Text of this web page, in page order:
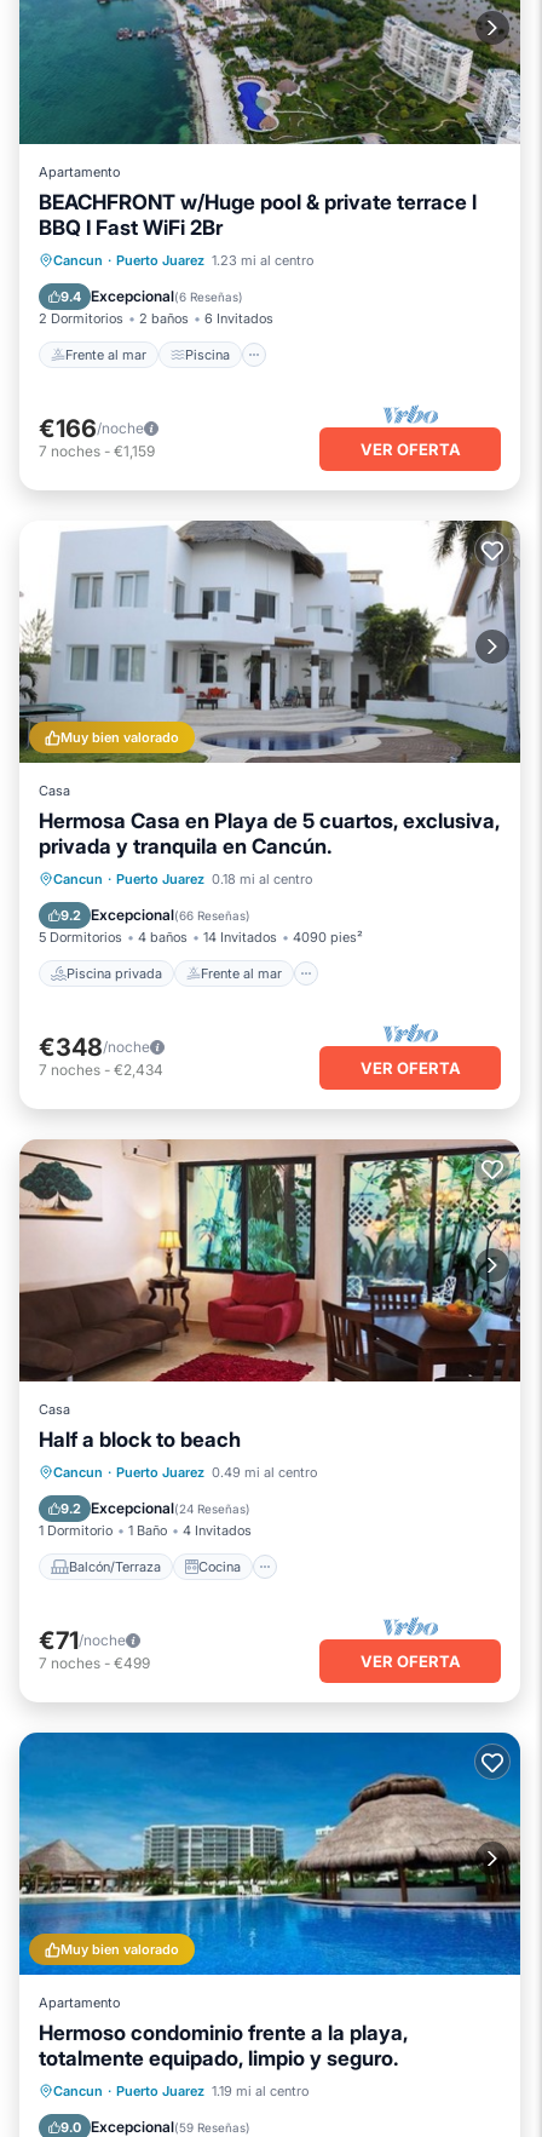
Apartamento
BEACHFRONT w/Huge pool & private terrace l
BBQ I Fast WiFi 2Br
Cancun · Puerto Juarez 1.23 mi al centro
9.4 Excepcional(6 Reseñas)
2 Dormitorios 2 baños 6 Invitados
Frente al mar Piscina
Frente al mar Piscina
Balcón/Terraza
€166/noche
7 noches - €1,159 VER OFERTA
Muy bien valorado
Casa
Hermosa Casa en Playa de 5 cuartos, exclusiva,
privada y tranquila en Cancún.
Cancun · Puerto Juarez 0.18 mi al centro
9.2 Excepcional(66 Reseñas)
5 Dormitorios 4 baños 14 Invitados 4090 pies²
Piscina privada Frente al mar
Piscina privada
Frente al mar
Bañera de hidromasaje
€348/noche
7 noches - €2,434 VER OFERTA
Casa
Half a block to beach
Cancun · Puerto Juarez 0.49 mi al centro
9.2 Excepcional(24 Reseñas)
1 Dormitorio 1 Baño 4 Invitados
Balcón/Terraza Cocina
Balcón/Terraza
Cocina
Aparcamiento
€71/noche
7 noches - €499 VER OFERTA
Muy bien valorado
Apartamento
Hermoso condominio frente a la playa,
totalmente equipado, limpio y seguro.
Cancun · Puerto Juarez 1.19 mi al centro
9.0 Excepcional(59 Reseñas)
Chimenea/Calefacción
Piscina
Vista al mar